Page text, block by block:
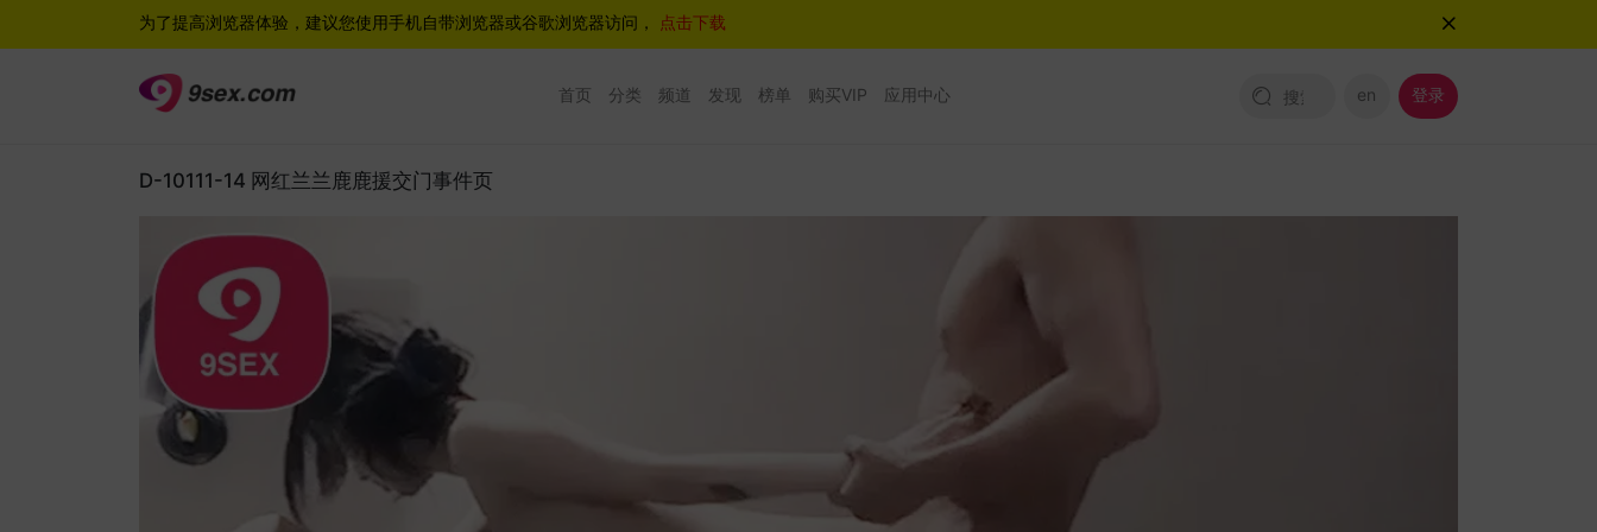
为了提高浏览器体验，建议您使用手机自带浏览器或谷歌浏览器访问， 点击下载
首页 分类 频道 发现 榜单 购买VIP 应用中心 en 登录
D-10111-14 网红兰兰鹿鹿援交门事件页